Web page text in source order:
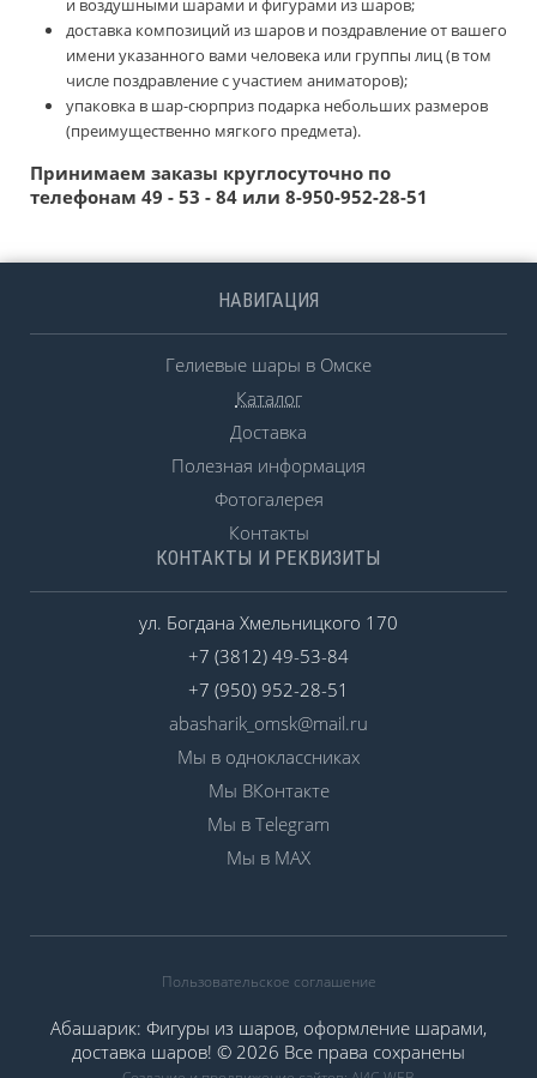
и воздушными шарами и фигурами из шаров;
доставка композиций из шаров и поздравление от вашего
имени указанного вами человека или группы лиц (в том
числе поздравление с участием аниматоров);
упаковка в шар-сюрприз подарка небольших размеров
(преимущественно мягкого предмета).
Принимаем заказы круглосуточно по
телефонам 49 - 53 - 84 или 8-950-952-28-51
НАВИГАЦИЯ
Гелиевые шары в Омске
Каталог
Доставка
Полезная информация
Фотогалерея
Контакты
КОНТАКТЫ И РЕКВИЗИТЫ
ул. Богдана Хмельницкого 170
+7 (3812) 49-53-84
+7 (950) 952-28-51
abasharik_omsk@mail.ru
Мы в одноклассниках
Мы ВКонтакте
Мы в Telegram
Мы в MAX
Пользовательское соглашение
Абашарик: Фигуры из шаров, оформление шарами,
доставка шаров! © 2026 Все права сохранены